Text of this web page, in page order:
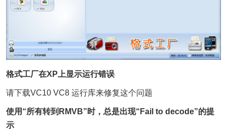
格式工厂在XP上显示运行错误
请下载VC10 VC8 运行库来修复这个问题
使用“所有转到RMVB”时，总是出现“Fail to decode”的提
示